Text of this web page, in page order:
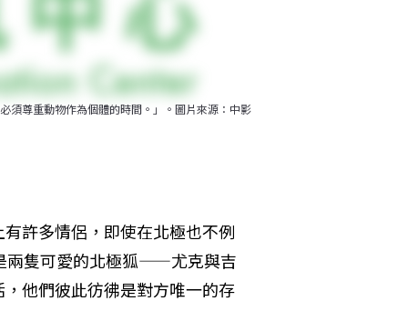
須尊重動物作為個體的時間。」。圖片來源：中影
許多情侶，即使在北極也不例
兩隻可愛的北極狐——尤克與吉
他們彼此彷彿是對方唯一的存